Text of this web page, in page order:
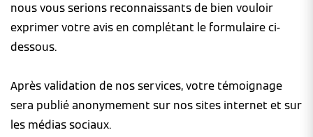
nous vous serions reconnaissants de bien vouloir
exprimer votre avis en complétant le formulaire ci-
dessous.
Après validation de nos services, votre témoignage
sera publié anonymement sur nos sites internet et sur
les médias sociaux.